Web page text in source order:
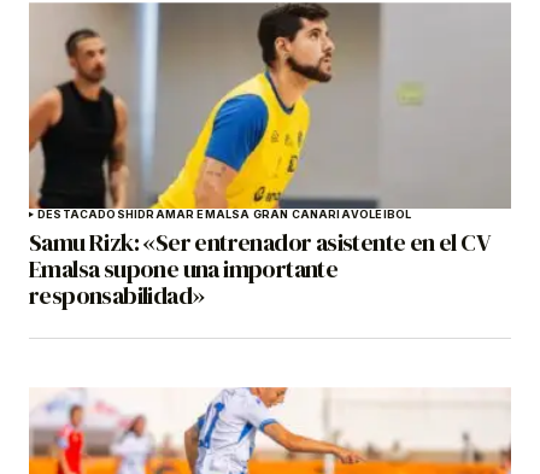
DESTACADOSHIDRAMAR EMALSA GRAN CANARIAVOLEIBOL
Samu Rizk: «Ser entrenador asistente en el CV
Emalsa supone una importante
responsabilidad»